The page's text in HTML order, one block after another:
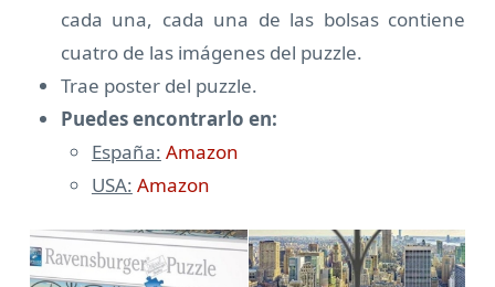
cada una, cada una de las bolsas contiene
cuatro de las imágenes del puzzle.
Trae poster del puzzle.
Puedes encontrarlo en:
España: Amazon
USA: Amazon